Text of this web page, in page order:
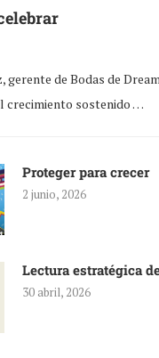
gerente de Bodas de
crecimiento sostenido …
Proteger para crecer
2 junio, 2026
Lectura estratégica
30 abril, 2026